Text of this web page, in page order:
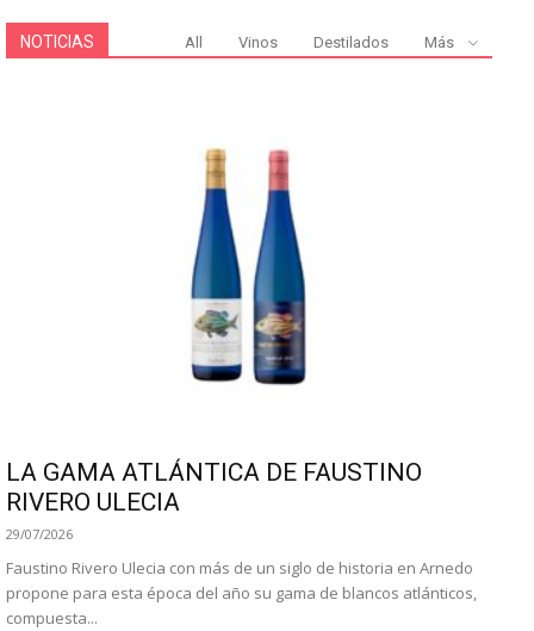
NOTICIAS All Vinos Destilados Más
LA GAMA ATLÁNTICA DE FAUSTINO
RIVERO ULECIA
29/07/2026
Faustino Rivero Ulecia con más de un siglo de historia en Arnedo
propone para esta época del año su gama de blancos atlánticos,
compuesta...